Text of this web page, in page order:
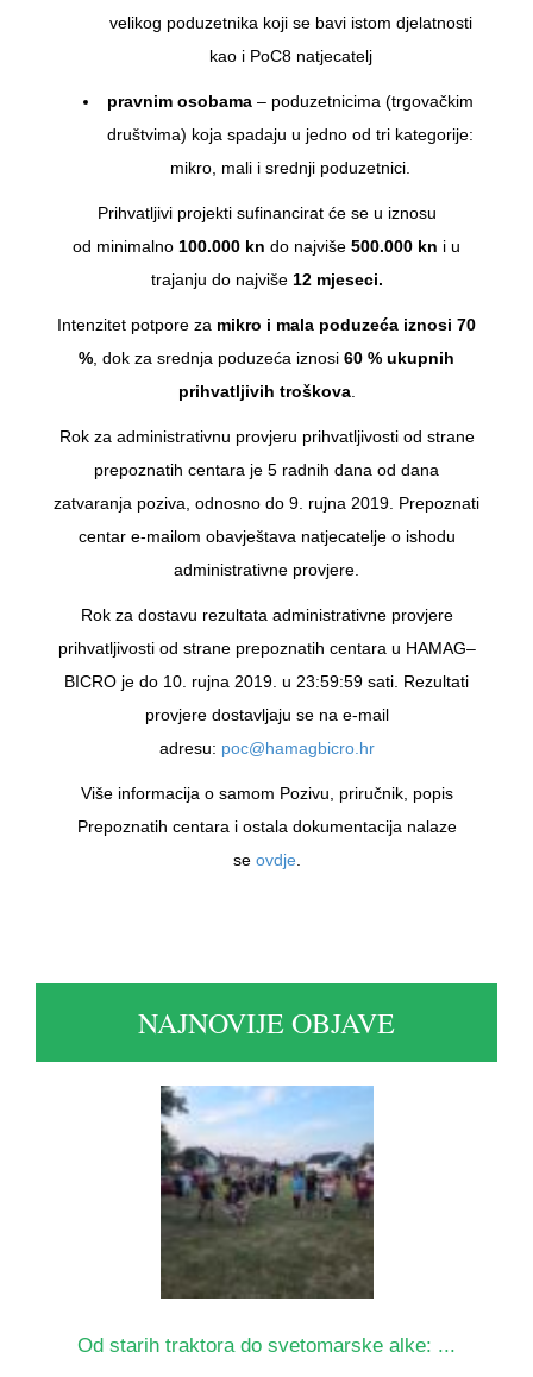
velikog poduzetnika koji se bavi istom djelatnosti
kao i PoC8 natjecatelj
pravnim osobama – poduzetnicima (trgovačkim
društvima) koja spadaju u jedno od tri kategorije:
mikro, mali i srednji poduzetnici.
Prihvatljivi projekti sufinancirat će se u iznosu
od minimalno 100.000 kn do najviše 500.000 kn i u
trajanju do najviše 12 mjeseci.
Intenzitet potpore za mikro i mala poduzeća iznosi 70
% , dok za srednja poduzeća iznosi 60 % ukupnih
prihvatljivih troškova.
Rok za administrativnu provjeru prihvatljivosti od strane
prepoznatih centara je 5 radnih dana od dana
zatvaranja poziva, odnosno do 9. rujna 2019. Prepoznati
centar e-mailom obavještava natjecatelje o ishodu
administrativne provjere.
Rok za dostavu rezultata administrativne provjere
prihvatljivosti od strane prepoznatih centara u HAMAG–
BICRO je do 10. rujna 2019. u 23:59:59 sati. Rezultati
provjere dostavljaju se na e-mail
adresu: poc@hamagbicro.hr
Više informacija o samom Pozivu, priručnik, popis
Prepoznatih centara i ostala dokumentacija nalaze
se ovdje
NAJNOVIJE OBJAVE
Od starih traktora do svetomarske alke: ...